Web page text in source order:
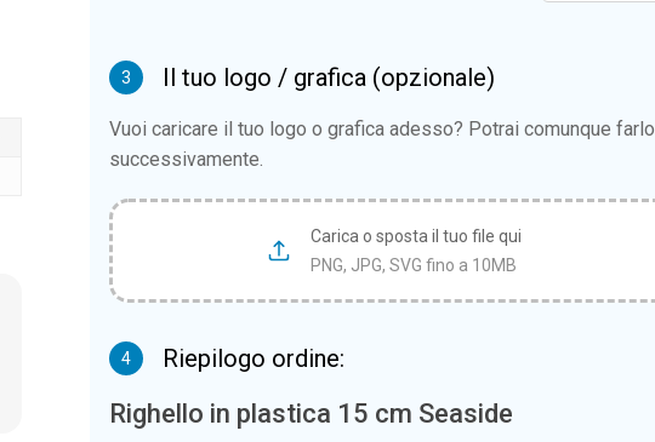
3 Il tuo logo / grafica (opzionale)
Vuoi caricare il tuo logo o grafica adesso? Potrai comunque farlo
successivamente.
Carica o sposta il tuo file qui
PNG, JPG, SVG fino a 10MB
4 Riepilogo ordine:
Righello in plastica 15 cm Seaside